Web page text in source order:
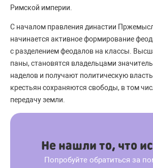
Римской империи.
С началом правления династии
начинается активное формирование
с разделением феодалов на классы.
паны, становятся владельцами
наделов и получают политическую
крестьян сохраняются свободы, в том
передачу земли.
Не нашли то, что
Попробуйте обратиться за